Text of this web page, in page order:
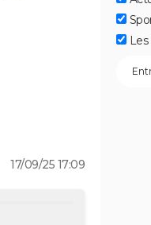
17/09/25 17:09